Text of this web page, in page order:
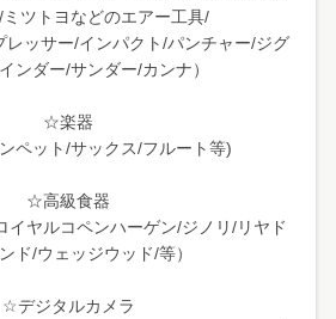
ミツトヨなどのエアー工具/
レッサー/インパクト/パンチャー/ジグ
ンダー/サンダー/カンナ）
☆楽器
ペット/サックス/フルート等)
☆高級食器
イヤルコペンハーゲン/ジノリ/リヤド
ド/ウェッジウッド/等）
☆デジタルカメラ